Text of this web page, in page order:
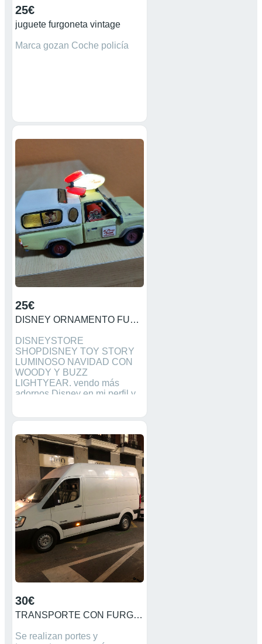
25€
juguete furgoneta vintage
Marca gozan Coche policía
25€
DISNEY ORNAMENTO FURGONETA PLANET EXPRESS ADORNO
DISNEYSTORE
SHOPDISNEY TOY STORY
LUMINOSO NAVIDAD CON
WOODY Y BUZZ
LIGHTYEAR. vendo más
adornos Disney en mi perfil y
30€
TRANSPORTE CON FURGONETA
Se realizan portes y